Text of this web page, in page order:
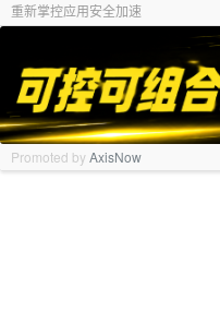
重新掌控应用安全加速
Promoted byAxisNow